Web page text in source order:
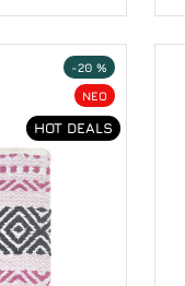
NEO
HOT DEALS
-20 %